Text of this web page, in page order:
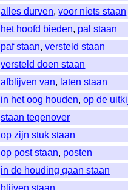
alles durven,voor niets staan
het hoofd bieden, pal staan
paf staan,versteld staan
versteld doen staan
afblijven van, laten staan
in het oog houden,op de
staan tegenover
op zijn stuk staan
op post staan, posten
in de houding gaan staan